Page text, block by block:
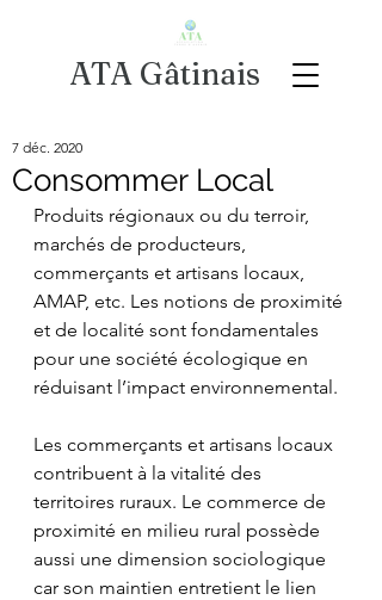
ATA Gâtinais
Consommer Local
7 déc. 2020
Produits régionaux ou du terroir,
marchés de producteurs,
commerçants et artisans locaux,
AMAP, etc. Les notions de proximité
et de localité sont fondamentales
pour une société écologique en
réduisant l’impact environnemental.
Les commerçants et artisans locaux
contribuent à la vitalité des
territoires ruraux. Le commerce de
proximité en milieu rural possède
aussi une dimension sociologique
car son maintien entretient le lien